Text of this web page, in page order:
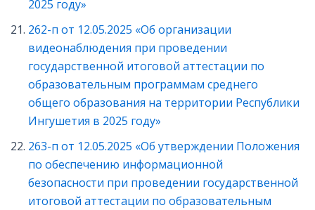
2025 году»
262-п от 12.05.2025 «Об организации
видеонаблюдения при проведении
государственной итоговой аттестации по
образовательным программам среднего
общего образования на территории Республики
Ингушетия в 2025 году»
263-п от 12.05.2025 «Об утверждении Положения
по обеспечению информационной
безопасности при проведении государственной
итоговой аттестации по образовательным